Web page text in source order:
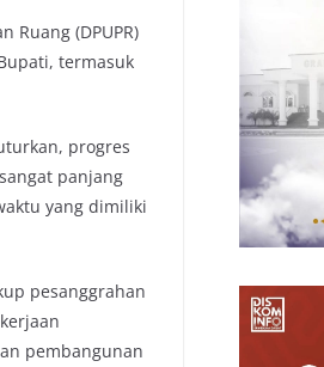
Ruang (DPUPR)
termasuk
progres
panjang
yang dimiliki
pesanggrahan
pembangunan